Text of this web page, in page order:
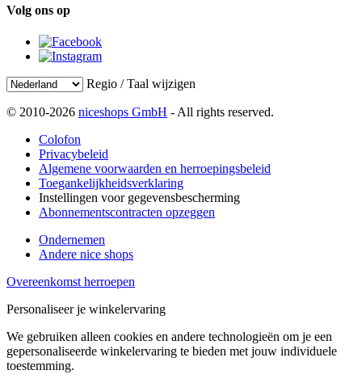
Volg ons op
Regio / Taal wijzigen
© 2010-2026 niceshops GmbH - All rights reserved.
Colofon
Privacybeleid
Algemene voorwaarden en herroepingsbeleid
Toegankelijkheidsverklaring
Instellingen voor gegevensbescherming
Abonnementscontracten opzeggen
Ondernemen
Andere nice shops
Overeenkomst herroepen
Personaliseer je winkelervaring
We gebruiken alleen cookies en andere technologieën om je een
gepersonaliseerde winkelervaring te bieden met jouw individuele
toestemming.